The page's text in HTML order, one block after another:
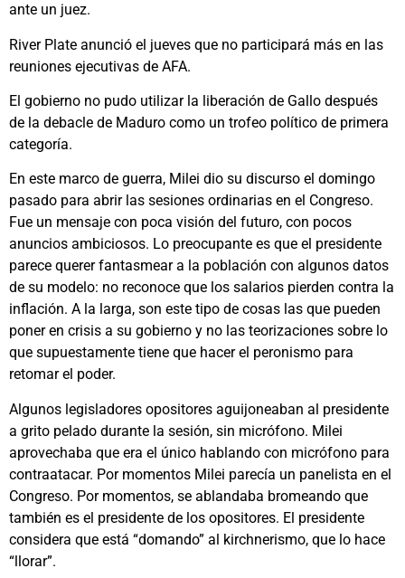
ante un juez.
River Plate anunció el jueves que no participará más en las
reuniones ejecutivas de AFA.
El gobierno no pudo utilizar la liberación de Gallo después
de la debacle de Maduro como un trofeo político de primera
categoría.
En este marco de guerra, Milei dio su discurso el domingo
pasado para abrir las sesiones ordinarias en el Congreso.
Fue un mensaje con poca visión del futuro, con pocos
anuncios ambiciosos. Lo preocupante es que el presidente
parece querer fantasmear a la población con algunos datos
de su modelo: no reconoce que los salarios pierden contra la
inflación. A la larga, son este tipo de cosas las que pueden
poner en crisis a su gobierno y no las teorizaciones sobre lo
que supuestamente tiene que hacer el peronismo para
retomar el poder.
Algunos legisladores opositores aguijoneaban al presidente
a grito pelado durante la sesión, sin micrófono. Milei
aprovechaba que era el único hablando con micrófono para
contraatacar. Por momentos Milei parecía un panelista en el
Congreso. Por momentos, se ablandaba bromeando que
también es el presidente de los opositores. El presidente
considera que está “domando” al kirchnerismo, que lo hace
“llorar”.